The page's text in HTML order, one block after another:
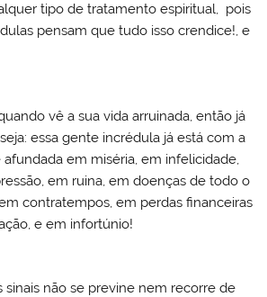
tipo de tratamento espiritual, pois
pensam que tudo isso crendice!, e
vê a sua vida arruinada, então já
essa gente incrédula já está com a
em miséria, em infelicidade,
em ruina, em doenças de todo o
contratempos, em perdas financeiras
e em infortúnio!
sinais não se previne nem recorre de